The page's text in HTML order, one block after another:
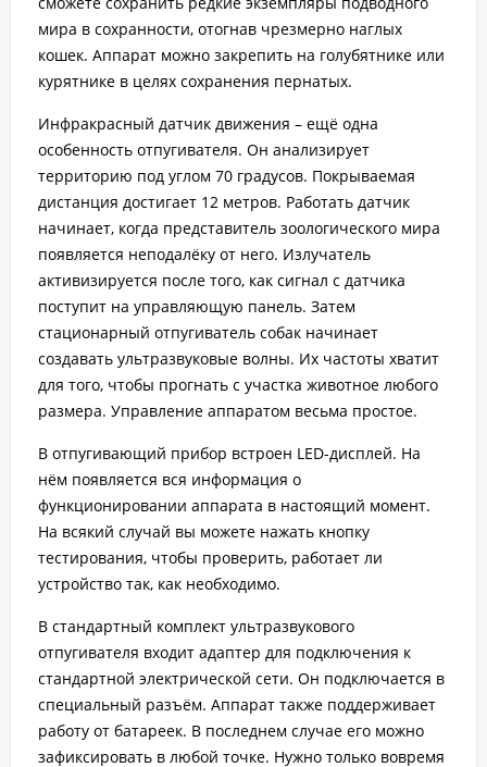
мира в сохранности, отогнав чрезмерно наглых
кошек. Аппарат можно закрепить на голубятнике или
курятнике в целях сохранения пернатых.
Инфракрасный датчик движения – ещё одна
особенность отпугивателя. Он анализирует
территорию под углом 70 градусов. Покрываемая
дистанция достигает 12 метров. Работать датчик
начинает, когда представитель зоологического мира
появляется неподалёку от него. Излучатель
активизируется после того, как сигнал с датчика
поступит на управляющую панель. Затем
стационарный отпугиватель собак начинает
создавать ультразвуковые волны. Их частоты хватит
для того, чтобы прогнать с участка животное любого
размера. Управление аппаратом весьма простое.
В отпугивающий прибор встроен LED-дисплей. На
нём появляется вся информация о
функционировании аппарата в настоящий момент.
На всякий случай вы можете нажать кнопку
тестирования, чтобы проверить, работает ли
устройство так, как необходимо.
В стандартный комплект ультразвукового
отпугивателя входит адаптер для подключения к
стандартной электрической сети. Он подключается в
специальный разъём. Аппарат также поддерживает
работу от батареек. В последнем случае его можно
зафиксировать в любой точке. Нужно только вовремя